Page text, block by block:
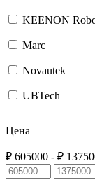
KEENON
Marc
Novautek
UBTech
Цена
₽ 605000 - ₽